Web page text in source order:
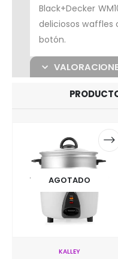
Black+Decker
deliciosos waffles
botón.
AGOTADO
KALLEY